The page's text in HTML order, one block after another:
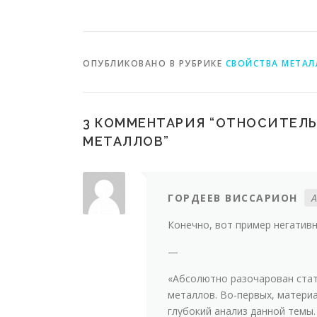
ОПУБЛИКОВАНО В РУБРИКЕ СВОЙСТВА
3 КОММЕНТАРИЯ “
МЕТАЛЛОВ”
ГОРДЕЕВ ВИССАРИОН
Конечно, вот пример
—
«Абсолютно разочарован
металлов. Во-первых,
глубокий анализ данной